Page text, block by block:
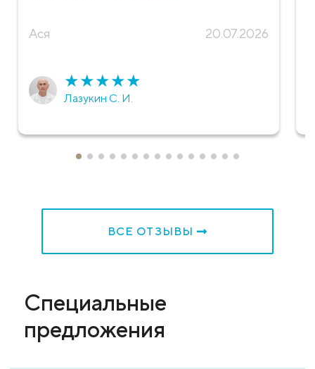
Ася 20.07.2026
★★★★★
Лазукин С. И.
ВСЕ ОТЗЫВЫ
Специальные
предложения